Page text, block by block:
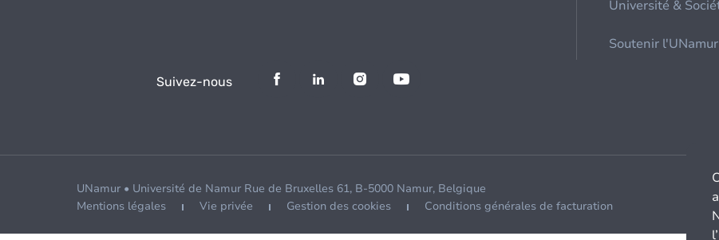
Université &
Soutenir l'UNamur
Suivez-nous
UNamur • Université de Namur Rue de Bruxelles 61, B-5000 Namur, Belgique
Mentions légales
Vie privée Gestion des cookies Conditions générales de facturation